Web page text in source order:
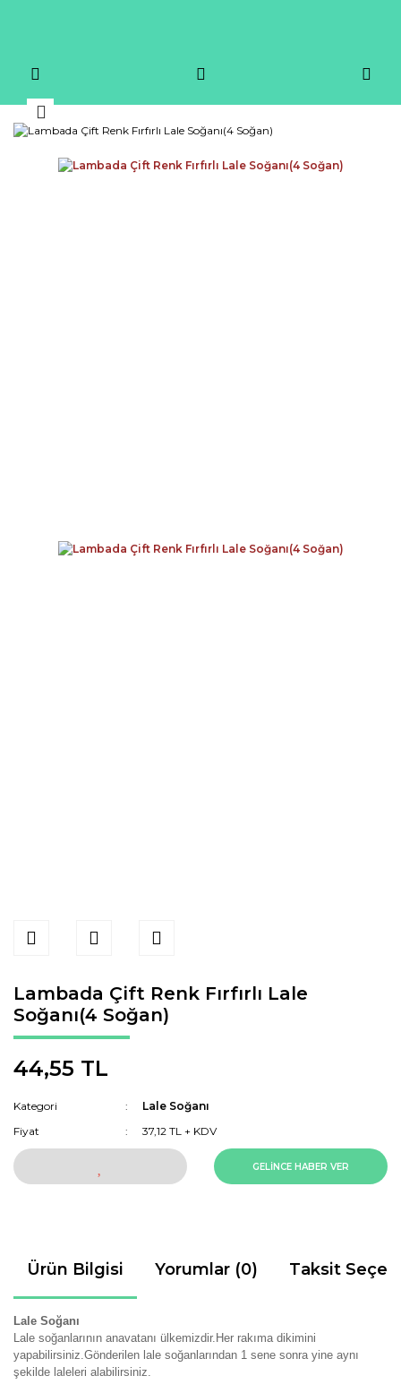
Lambada Çift Renk Fırfırlı Lale
Soğanı(4 Soğan)
44,55 TL
Kategori
Lale Soğanı
Fiyat
37,12 TL + KDV
GELİNCE HABER VER
Ürün Bilgisi Yorumlar (0) Taksit
Lale Soğanı
Lale soğanlarının anavatanı ülkemizdir.Her rakıma dikimini
yapabilirsiniz.Gönderilen lale soğanlarından 1 sene sonra yine aynı
şekilde laleleri alabilirsiniz.